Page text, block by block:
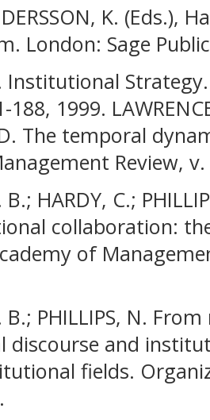
K. (Eds.),
London: Sage
Institutional
188, 1999.
D. The temporal
Review,
B.; HARDY, C.;
collaboration:
of
B.; PHILLIPS, N.
discourse and
fields.